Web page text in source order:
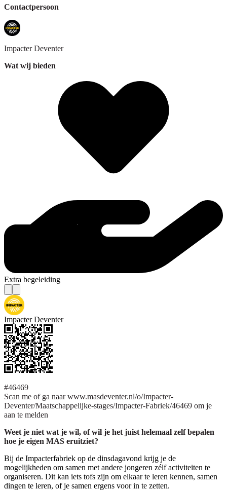
Contactpersoon
Impacter Deventer
Wat wij bieden
Extra begeleiding
Impacter Deventer
#46469
Scan me of ga naar www.masdeventer.nl/o/Impacter-
Deventer/Maatschappelijke-stages/Impacter-Fabriek/46469 om je
aan te melden
Weet je niet wat je wil, of wil je het juist helemaal zelf bepalen
hoe je eigen MAS eruitziet?
Bij de Impacterfabriek op de dinsdagavond krijg je de
mogelijkheden om samen met andere jongeren zélf activiteiten te
organiseren. Dit kan iets tofs zijn om elkaar te leren kennen, samen
dingen te leren, of je samen ergens voor in te zetten.